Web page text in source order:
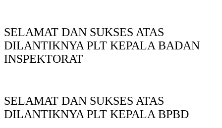
SELAMAT DAN SUKSES ATAS
DILANTIKNYA PLT KEPALA BADAN
INSPEKTORAT
SELAMAT DAN SUKSES ATAS
DILANTIKNYA PLT KEPALA BPBD